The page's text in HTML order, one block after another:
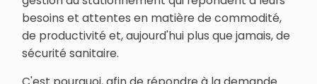
besoins et attentes en matière de commodité,
de productivité et, aujourd'hui plus que jamais, de
sécurité sanitaire.